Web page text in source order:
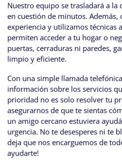
Nuestro equipo se trasladará a
en cuestión de minutos. Además,
experiencia y utilizamos técnicas
permiten acceder a tu hogar o
puertas, cerraduras ni paredes,
limpio y eficiente.
Con una simple llamada
información sobre los servicios
prioridad no es solo resolver tu
asegurarnos de que te sientas
un amigo cercano estuviera
urgencia. No te desesperes ni te
deja que nos encarguemos de
ayudarte!